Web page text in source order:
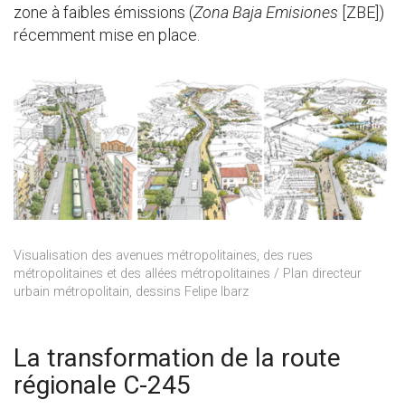
zone à faibles émissions (Zona Baja Emisiones [ZBE])
récemment mise en place.
Visualisation des avenues métropolitaines, des rues
métropolitaines et des allées métropolitaines / Plan directeur
urbain métropolitain, dessins Felipe Ibarz
La transformation de la route
régionale C-245